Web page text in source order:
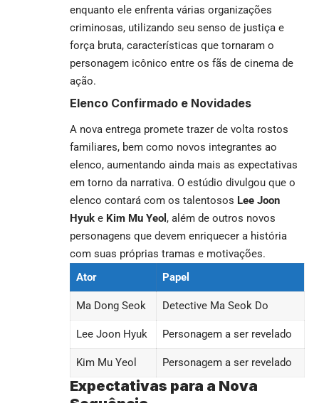
enquanto ele enfrenta várias organizações
criminosas, utilizando seu senso de justiça e
força bruta, características que tornaram o
personagem icônico entre os fãs de cinema de
ação.
Elenco Confirmado e Novidades
A nova entrega promete trazer de volta rostos
familiares, bem como novos integrantes ao
elenco, aumentando ainda mais as expectativas
em torno da narrativa. O estúdio divulgou que o
elenco contará com os talentosos Lee Joon
Hyuk e Kim Mu Yeol , além de outros novos
personagens que devem enriquecer a história
com suas próprias tramas e motivações.
Ator
Papel
Ma Dong Seok Detective Ma Seok Do
Lee Joon Hyuk Personagem a ser revelado
Kim Mu Yeol Personagem a ser revelado
Expectativas para a Nova